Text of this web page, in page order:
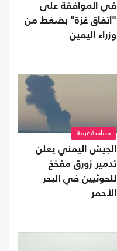
في الموافقة على
"اتفاق غزة" بضغط من
وزراء اليمين
سياسة عربية
الجيش اليمني يعلن
تدمير زورق مفخخ
للحوثيين في البحر
الأحمر